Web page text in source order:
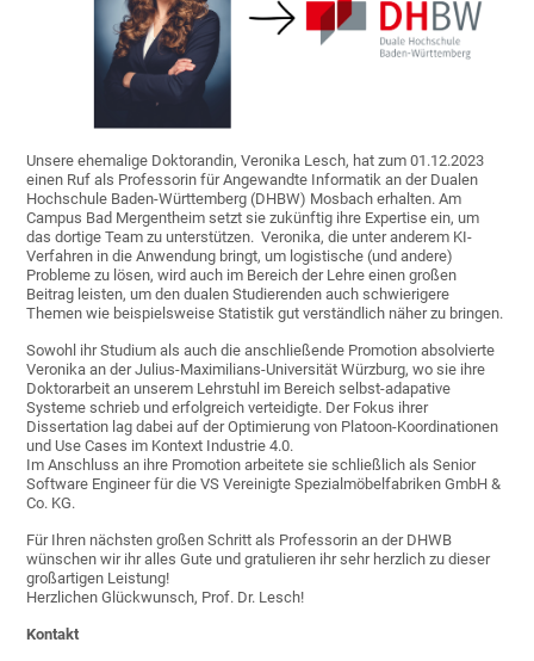
Unsere ehemalige Doktorandin, Veronika Lesch, hat zum 01.12.2023
einen Ruf als Professorin für Angewandte Informatik an der Dualen
Hochschule Baden-Württemberg (DHBW) Mosbach erhalten. Am
Campus Bad Mergentheim setzt sie zukünftig ihre Expertise ein, um
das dortige Team zu unterstützen. Veronika, die unter anderem KI-
Verfahren in die Anwendung bringt, um logistische (und andere)
Probleme zu lösen, wird auch im Bereich der Lehre einen großen
Beitrag leisten, um den dualen Studierenden auch schwierigere
Themen wie beispielsweise Statistik gut verständlich näher zu bringen.
Sowohl ihr Studium als auch die anschließende Promotion absolvierte
Veronika an der Julius-Maximilians-Universität Würzburg, wo sie ihre
Doktorarbeit an unserem Lehrstuhl im Bereich selbst-adapative
Systeme schrieb und erfolgreich verteidigte. Der Fokus ihrer
Dissertation lag dabei auf der Optimierung von Platoon-Koordinationen
und Use Cases im Kontext Industrie 4.0.
Im Anschluss an ihre Promotion arbeitete sie schließlich als Senior
Software Engineer für die VS Vereinigte Spezialmöbelfabriken GmbH &
Co. KG.
Für Ihren nächsten großen Schritt als Professorin an der DHWB
wünschen wir ihr alles Gute und gratulieren ihr sehr herzlich zu dieser
großartigen Leistung!
Herzlichen Glückwunsch, Prof. Dr. Lesch!
Kontakt